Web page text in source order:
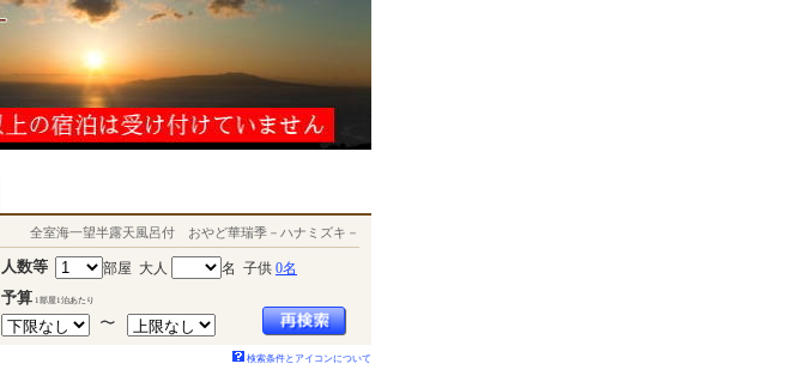
全室海一望半露天風呂付 おやど華瑞季－ハナミズキ－
人数等 部屋 大人 名 子供 0名
予算 1部屋1泊あたり
検索条件とアイコンについて